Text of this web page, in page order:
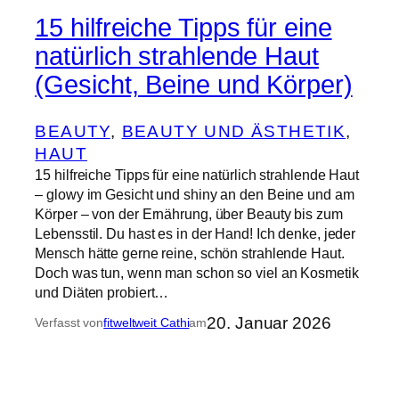
15 hilfreiche Tipps für eine
natürlich strahlende Haut
(Gesicht, Beine und Körper)
BEAUTY, BEAUTY UND ÄSTHETIK
HAUT
15 hilfreiche Tipps für eine natürlich strahlende Haut
– glowy im Gesicht und shiny an den Beine und am
Körper – von der Ernährung, über Beauty bis zum
Lebensstil. Du hast es in der Hand! Ich denke, jeder
Mensch hätte gerne reine, schön strahlende Haut.
Doch was tun, wenn man schon so viel an Kosmetik
und Diäten probiert…
Verfasst vonfitweltweit Cathiam20. Januar 2026